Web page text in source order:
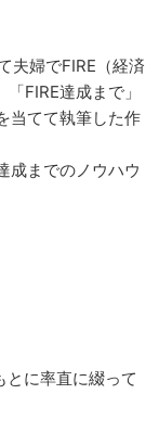
夫婦でFIRE（経済
FIRE達成まで」
当てて執筆した作
成までのノウハウ
とに率直に綴って